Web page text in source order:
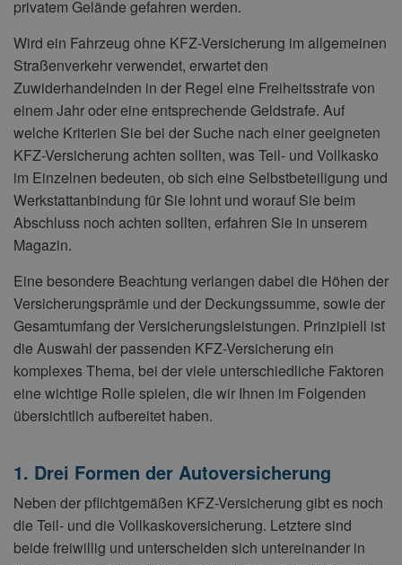
privatem Gelände gefahren werden.
Wird ein Fahrzeug ohne KFZ-Versicherung im allgemeinen
Straßenverkehr verwendet, erwartet den
Zuwiderhandelnden in der Regel eine Freiheitsstrafe von
einem Jahr oder eine entsprechende Geldstrafe. Auf
welche Kriterien Sie bei der Suche nach einer geeigneten
KFZ-Versicherung achten sollten, was Teil- und Vollkasko
im Einzelnen bedeuten, ob sich eine Selbstbeteiligung und
Werkstattanbindung für Sie lohnt und worauf Sie beim
Abschluss noch achten sollten, erfahren Sie in unserem
Magazin.
Eine besondere Beachtung verlangen dabei die Höhen der
Versicherungsprämie und der Deckungssumme, sowie der
Gesamtumfang der Versicherungsleistungen. Prinzipiell ist
die Auswahl der passenden KFZ-Versicherung ein
komplexes Thema, bei der viele unterschiedliche Faktoren
eine wichtige Rolle spielen, die wir Ihnen im Folgenden
übersichtlich aufbereitet haben.
1. Drei Formen der Autoversicherung
Neben der pflichtgemäßen KFZ-Versicherung gibt es noch
die Teil- und die Vollkaskoversicherung. Letztere sind
beide freiwillig und unterscheiden sich untereinander in